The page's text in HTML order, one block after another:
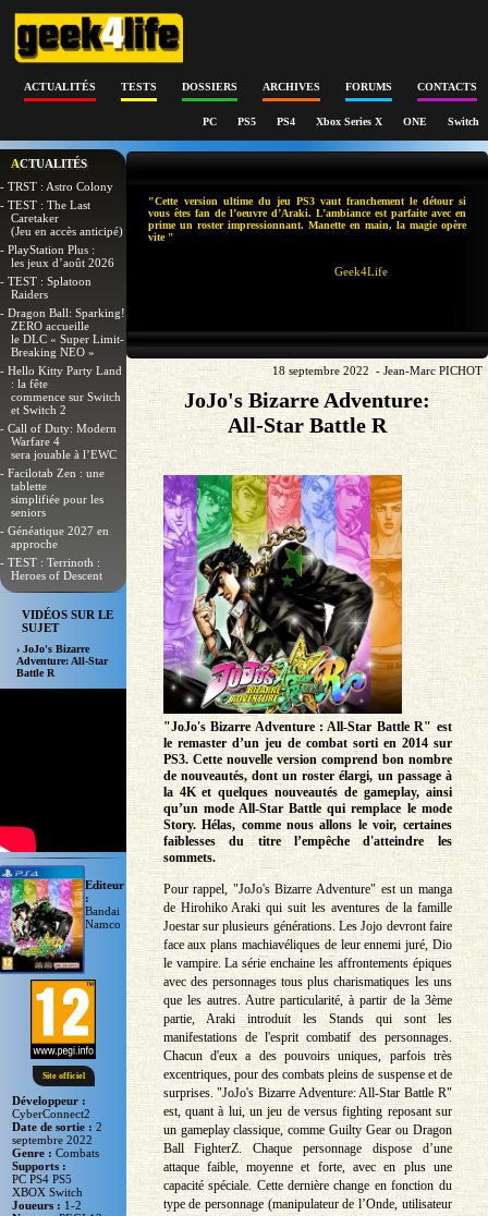
ACTUALITÉS TESTS DOSSIERS ARCHIVES FORUMS CONTACTS
PC PS5 PS4 Xbox Series X ONE Switch
ACTUALITÉS
- TRST : Astro Colony
- TEST : The Last
Caretaker
(Jeu en accès anticipé)
- PlayStation Plus :
les jeux d’août 2026
- TEST : Splatoon
Raiders
- Dragon Ball: Sparking!
ZERO accueille
le DLC « Super Limit-
Breaking NEO »
- Hello Kitty Party Land
: la fête
commence sur Switch
et Switch 2
- Call of Duty: Modern
Warfare 4
sera jouable à l’EWC
- Facilotab Zen : une
tablette
simplifiée pour les
seniors
- Généatique 2027 en
approche
- TEST : Terrinoth :
Heroes of Descent
VIDÉOS SUR LE
SUJET
› JoJo's Bizarre
Adventure: All-Star
Battle R
Site officiel
Editeur
:
Bandai
Namco
Développeur :
CyberConnect2
Date de sortie :2
septembre 2022
Genre :Combats
Supports :
PC PS4 PS5
XBOX Switch
Joueurs : 1-2
"Cette version ultime du jeu PS3 vaut franchement le détour si
vous êtes fan de l’oeuvre d’Araki. L’ambiance est parfaite avec en
prime un roster impressionnant. Manette en main, la magie opère
vite "
Geek4Life
18 septembre 2022 - Jean-Marc PICHOT
JoJo's Bizarre Adventure:
All-Star Battle R
"JoJo's Bizarre Adventure : All-Star Battle R" est
le remaster d’un jeu de combat sorti en 2014 sur
PS3. Cette nouvelle version comprend bon nombre
de nouveautés, dont un roster élargi, un passage à
la 4K et quelques nouveautés de gameplay, ainsi
qu’un mode All-Star Battle qui remplace le mode
Story. Hélas, comme nous allons le voir, certaines
faiblesses du titre l’empêche d'atteindre les
sommets.
Pour rappel, "JoJo's Bizarre Adventure" est un manga
de Hirohiko Araki qui suit les aventures de la famille
Joestar sur plusieurs générations. Les Jojo devront faire
face aux plans machiavéliques de leur ennemi juré, Dio
le vampire. La série enchaine les affrontements épiques
avec des personnages tous plus charismatiques les uns
que les autres. Autre particularité, à partir de la 3ème
partie, Araki introduit les Stands qui sont les
manifestations de l'esprit combatif des personnages.
Chacun d'eux a des pouvoirs uniques, parfois très
excentriques, pour des combats pleins de suspense et de
surprises. "JoJo's Bizarre Adventure: All-Star Battle R"
est, quant à lui, un jeu de versus fighting reposant sur
un gameplay classique, comme Guilty Gear ou Dragon
Ball FighterZ. Chaque personnage dispose d’une
attaque faible, moyenne et forte, avec en plus une
capacité spéciale. Cette dernière change en fonction du
type de personnage (manipulateur de l’Onde, utilisateur